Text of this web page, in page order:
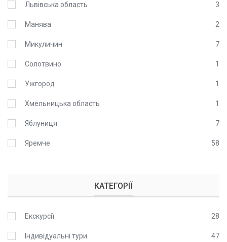
Львівська область 3
Манява 2
Микуличин 7
Солотвино 1
Ужгород 1
Хмельницька область 1
Яблуниця 7
Яремче 58
КАТЕГОРІЇ
Екскурсії 28
Індивідуальні тури 47